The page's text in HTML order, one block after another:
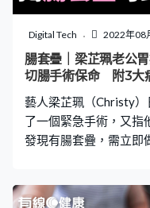
發不可收拾。 世衛：
球有9％夫婦面對不孕
婦產科醫生陳保仁表示
仍未懷孕，於是到診求
幾任
Digital Tech 2022年08
腸套疊｜梁芷珮老公
切腸手術保命 附3大
藝人梁芷珮（Christy
了一個緊急手術，又指
發現有腸套疊，需立即
Kenneth在醫院的合照